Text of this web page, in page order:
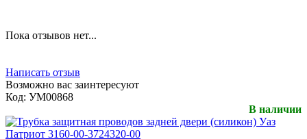
Пока отзывов нет...
Написать отзыв
Возможно вас заинтересуют
Код: УМ00868
В наличии